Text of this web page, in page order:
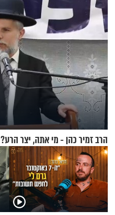
הרב זמיר כהן - מי אתה, יצר הרע?